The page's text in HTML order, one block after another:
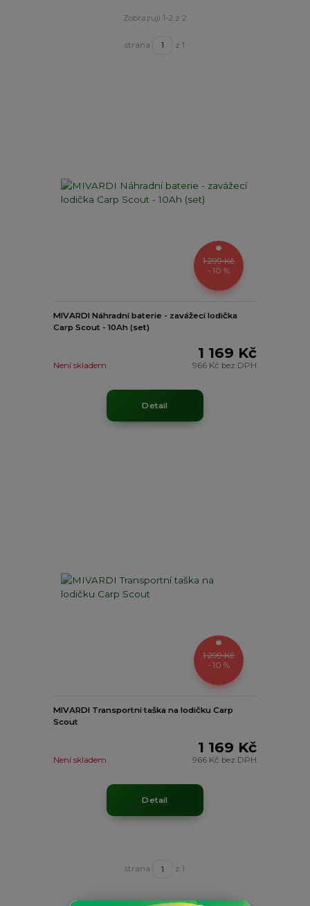
Zobrazuji 1-2 z 2
strana z 1
1 299 Kč
- 10 %
MIVARDI Náhradní baterie - zavážecí lodička
Carp Scout - 10Ah (set)
1 169 Kč
966 Kč bez DPH
Není skladem
Detail
1 299 Kč
- 10 %
MIVARDI Transportní taška na lodičku Carp
Scout
1 169 Kč
966 Kč bez DPH
Není skladem
Detail
strana z 1